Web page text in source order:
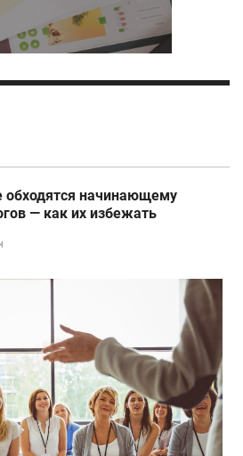
обходятся начинающему
— как их избежать